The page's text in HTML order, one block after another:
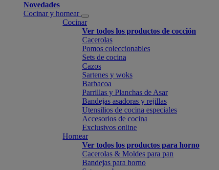
Novedades
Cocinar y hornear
Cocinar
Ver todos los productos de cocción
Cacerolas
Pomos coleccionables
Sets de cocina
Cazos
Sartenes y woks
Barbacoa
Parrillas y Planchas de Asar
Bandejas asadoras y rejillas
Utensilios de cocina especiales
Accesorios de cocina
Exclusivos online
Hornear
Ver todos los productos para horno
Cacerolas & Moldes para pan
Bandejas para horno